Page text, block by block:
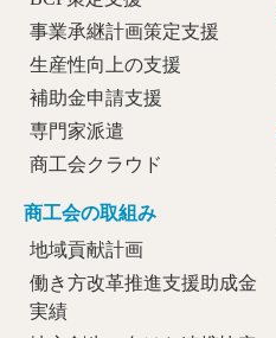
事業承継計画策定支援
生産性向上の支援
補助金申請支援
専門家派遣
商工会クラウド
商工会の取組み
地域貢献計画
働き方改革推進支援助成金
実績